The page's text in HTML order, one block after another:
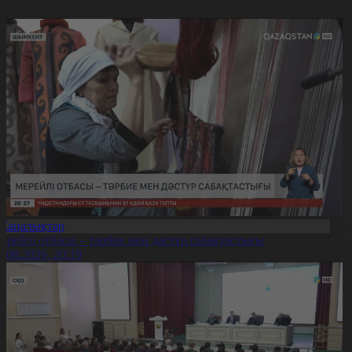
отбасы – тәрбие мен дәстүр сабақтастығы
20:19